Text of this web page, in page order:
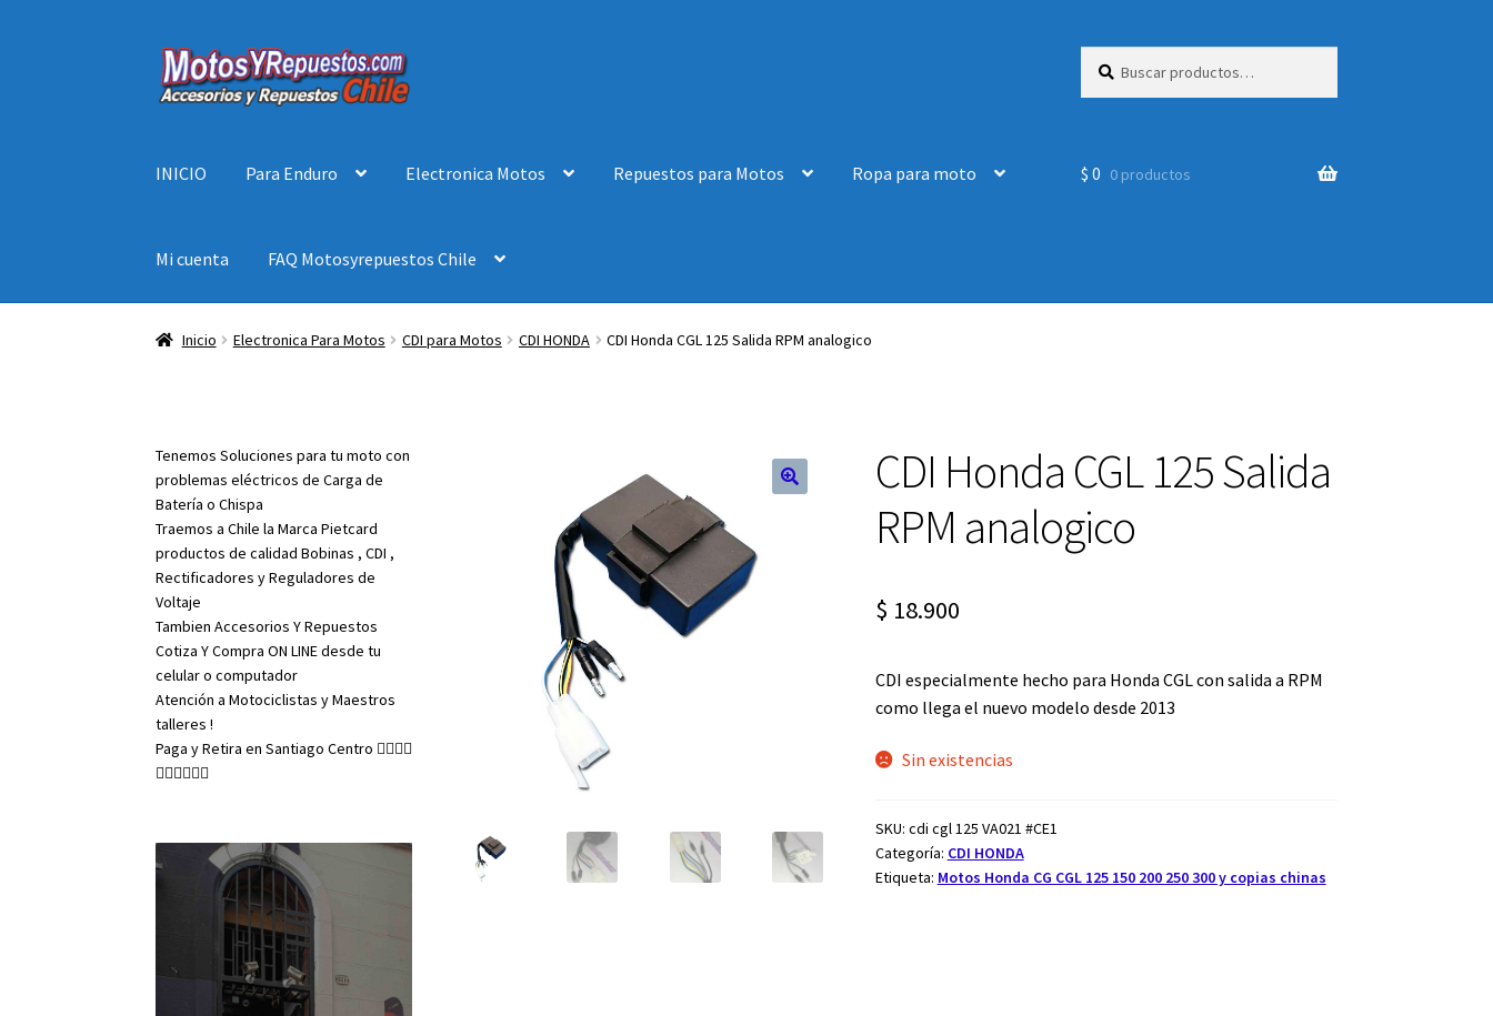
Ir
a
Ir
al
por:
INICIO Para Enduro Electronica Motos Repuestos para Motos Ropa para moto
Mi cuenta FAQ Motosyrepuestos Chile
$ 0 0 productos
Inicio Electronica Para Motos CDI para Motos CDI HONDA CDI Honda CGL 125 Salida RPM analogico
CDI Honda CGL 125 Salida
RPM analogico
$ 18.900
CDI especialmente hecho para Honda CGL con salida a RPM
como llega el nuevo modelo desde 2013
Sin existencias
SKU: cdi cgl 125 VA021 #CE1
Categoría: CDI HONDA
Etiqueta: Motos Honda CG CGL 125 150 200 250 300 y copias chinas
Tenemos Soluciones para tu moto con
problemas eléctricos de Carga de
Batería o Chispa
Traemos a Chile la Marca Pietcard
productos de calidad Bobinas , CDI ,
Rectificadores y Reguladores de
Voltaje
Tambien Accesorios Y Repuestos
Cotiza Y Compra ON LINE desde tu
celular o computador
Atención a Motociclistas y Maestros
talleres !
Paga y Retira en Santiago Centro 👇🏼👇🏼
👇🏼👇🏼👇🏼